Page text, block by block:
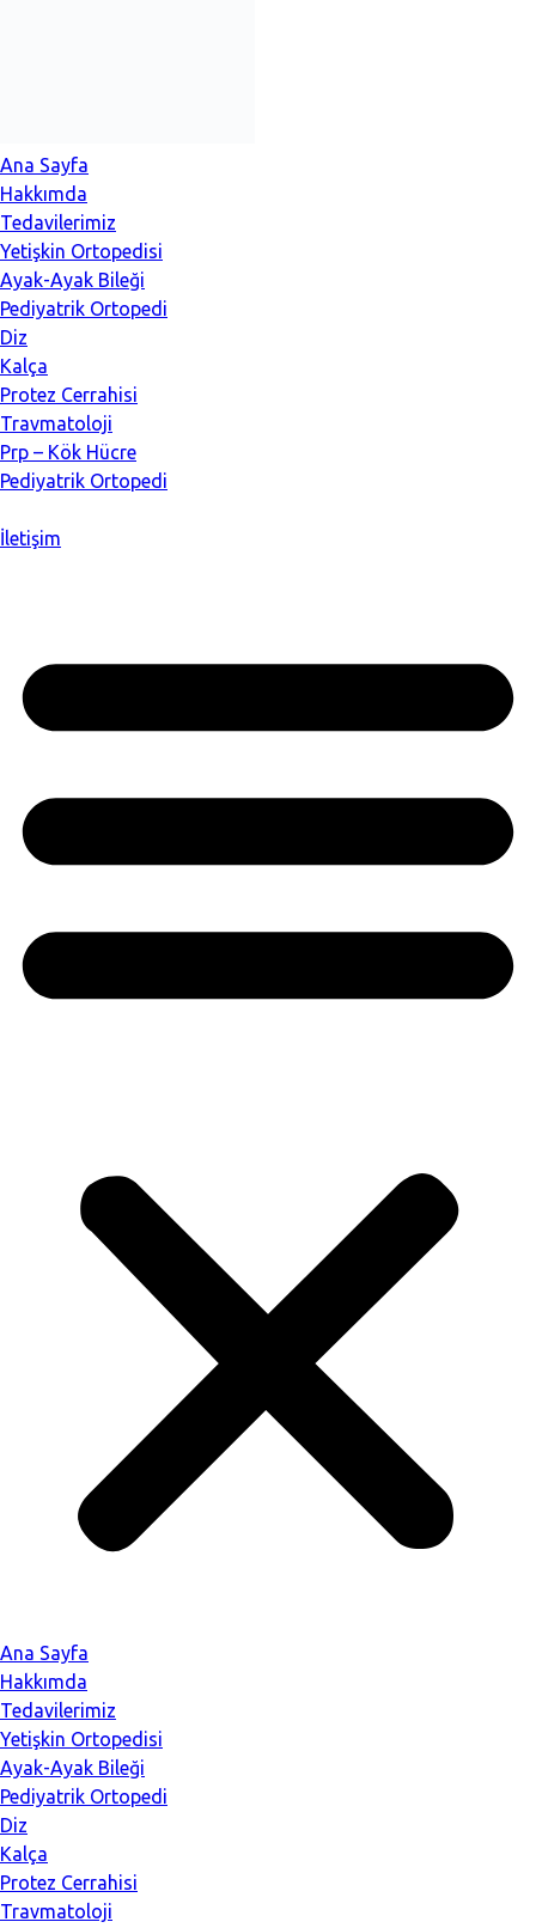
Ana Sayfa
Hakkımda
Tedavilerimiz
Yetişkin Ortopedisi
Ayak-Ayak Bileği
Pediyatrik Ortopedi
Diz
Kalça
Protez Cerrahisi
Travmatoloji
Prp – Kök Hücre
Pediyatrik Ortopedi
İletişim
Ana Sayfa
Hakkımda
Tedavilerimiz
Yetişkin Ortopedisi
Ayak-Ayak Bileği
Pediyatrik Ortopedi
Diz
Kalça
Protez Cerrahisi
Travmatoloji